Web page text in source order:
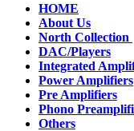
HOME
About Us
North Collection
DAC/Players
Integrated
Power Amplifiers
Pre Amplifiers
Phono
Others